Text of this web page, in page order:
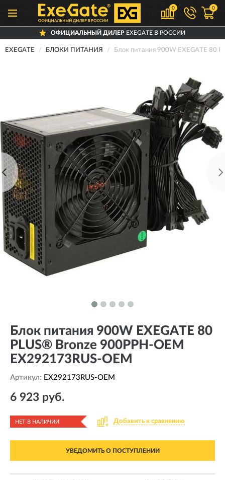
0 0
ОФИЦИАЛЬНЫЙ ДИЛЕРEXEGATE В РОССИИ
EXEGATE БЛОКИ ПИТАНИЯ Блок питания 900W EXEGATE 80
Блок питания 900W EXEGATE 80
PLUS® Bronze 900PPH-OEM
EX292173RUS-OEM
Артикул: EX292173RUS-OEM
6 923 руб.
НЕТ В НАЛИЧИИ Добавить к сравнению
УВЕДОМИТЬ О ПОСТУПЛЕНИИ